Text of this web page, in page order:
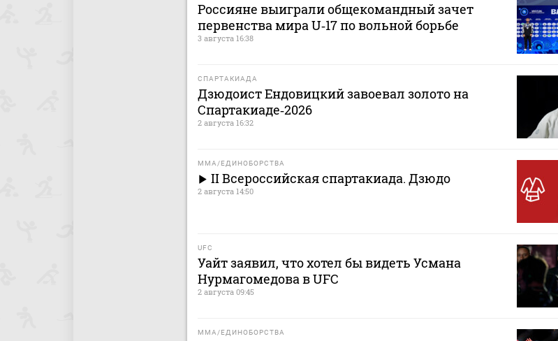
Россияне выиграли общекомандный зачет
первенства мира U‑17 по вольной борьбе
3 августа 16:38
СПАРТАКИАДА
Дзюдоист Ендовицкий завоевал золото на
Спартакиаде‑2026
2 августа 16:32
MMA/ЕДИНОБОРСТВА
II Всероссийская спартакиада. Дзюдо
2 августа 14:50
UFC
Уайт заявил, что хотел бы видеть Усмана
Нурмагомедова в UFC
2 августа 09:45
MMA/ЕДИНОБОРСТВА